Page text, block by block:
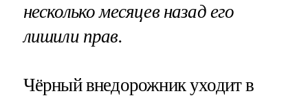
несколько месяцев назад его
лишили прав.
Чёрный внедорожник уходит в